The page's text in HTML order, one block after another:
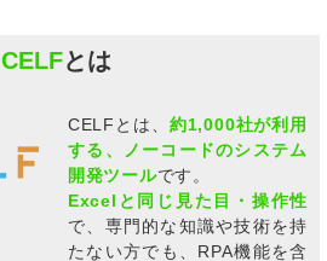
CELFとは
CELFとは、 約1,000社が利用
する、ノーコードのシステム
開発ツールです。
Excelと同じ見た目・操作性
で、専門的な知識や技術を持
たない方でも、RPA機能を含